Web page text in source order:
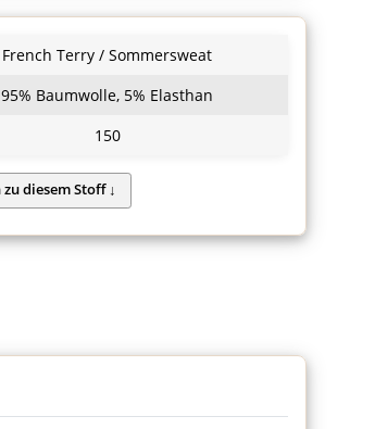
French Terry / Sommersweat
95% Baumwolle, 5% Elasthan
150